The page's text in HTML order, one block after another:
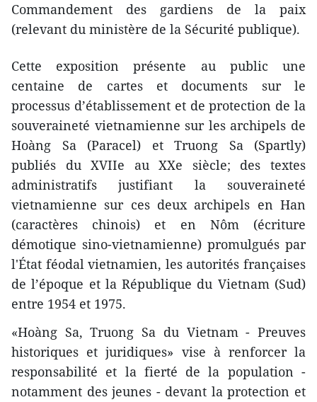
Commandement des gardiens de la paix
(relevant du ministère de la Sécurité publique).
Cette exposition présente au public une
centaine de cartes et documents sur le
processus d’établissement et de protection de la
souveraineté vietnamienne sur les archipels de
Hoàng Sa (Paracel) et Truong Sa (Spartly)
publiés du XVIIe au XXe siècle; des textes
administratifs justifiant la souveraineté
vietnamienne sur ces deux archipels en Han
(caractères chinois) et en Nôm (écriture
démotique sino-vietnamienne) promulgués par
l'État féodal vietnamien, les autorités françaises
de l’époque et la République du Vietnam (Sud)
entre 1954 et 1975.
«Hoàng Sa, Truong Sa du Vietnam - Preuves
historiques et juridiques» vise à renforcer la
responsabilité et la fierté de la population -
notamment des jeunes - devant la protection et